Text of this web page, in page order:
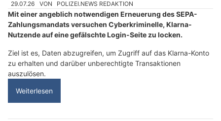
29.07.26 VON POLIZEI.NEWS REDAKTION
Mit einer angeblich notwendigen Erneuerung des SEPA-
Zahlungsmandats versuchen Cyberkriminelle, Klarna-
Nutzende auf eine gefälschte Login-Seite zu locken.
Ziel ist es, Daten abzugreifen, um Zugriff auf das Klarna-Konto
zu erhalten und darüber unberechtigte Transaktionen
auszulösen.
Weiterlesen